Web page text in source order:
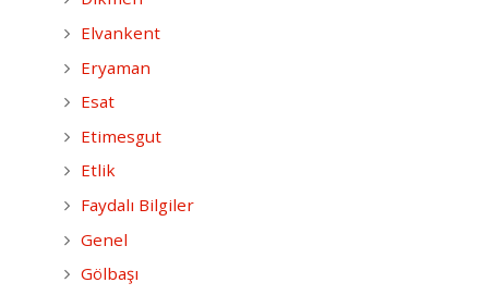
Elvankent
Eryaman
Esat
Etimesgut
Etlik
Faydalı Bilgiler
Genel
Gölbaşı